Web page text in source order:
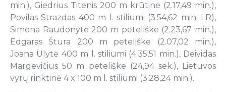
min.), Giedrius Titenis 200 m krūtine (2.17,49 min.),
Povilas Strazdas 400 m l. stiliumi (3.54,62 min. LR),
Simona Raudonytė 200 m peteliške (2.23,67 min.),
Edgaras Štura 200 m peteliške (2.07,02 min.),
Joana Ulytė 400 m l. stiliumi (4.35,51 min.), Deividas
Margevičius 50 m peteliške (24,94 sek.), Lietuvos
vyrų rinktinė 4 x 100 m l. stiliumi (3.28,24 min.).